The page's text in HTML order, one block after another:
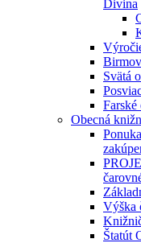
Divina
Svätá
Obecná
Výška
Štatút